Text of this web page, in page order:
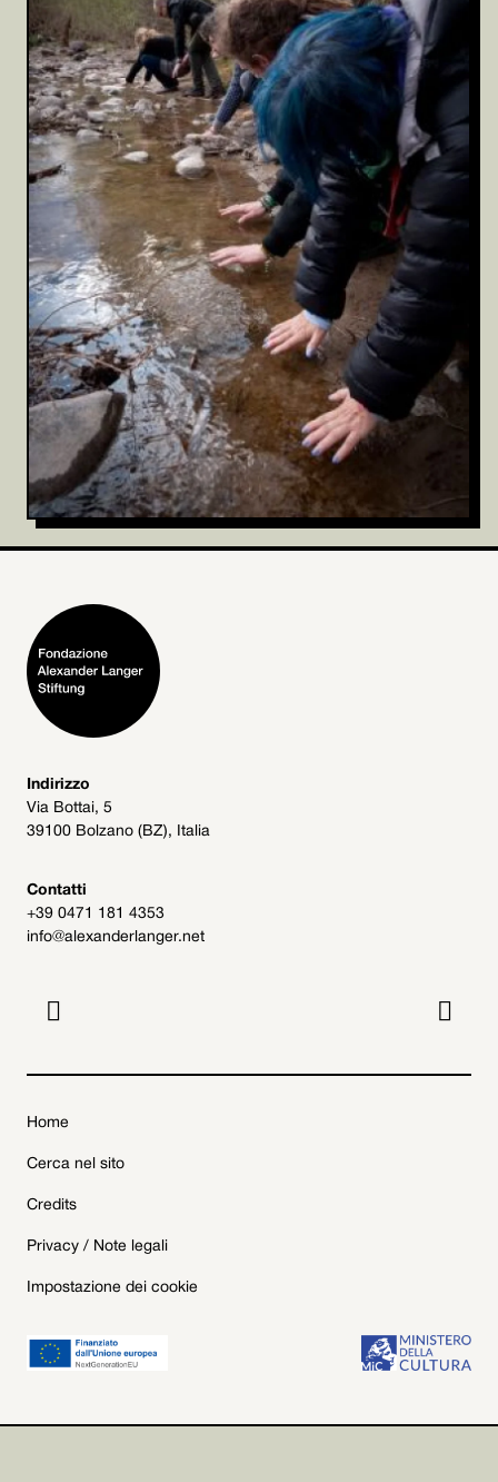
Indirizzo
Via Bottai, 5
39100 Bolzano (BZ), Italia
Contatti
+39 0471 181 4353
info@alexanderlanger.net
 
Home
Cerca nel sito
Credits
Privacy / Note legali
Impostazione dei cookie